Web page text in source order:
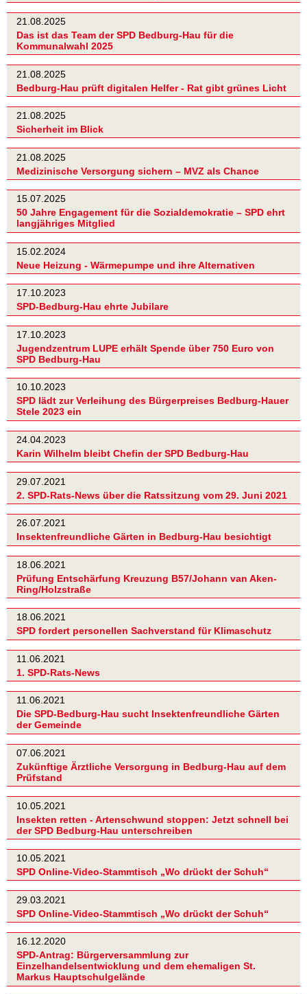
21.08.2025
Das ist das Team der SPD Bedburg-Hau für die
Kommunalwahl 2025
21.08.2025
Bedburg-Hau prüft digitalen Helfer - Rat gibt grünes Licht
21.08.2025
Sicherheit im Blick
21.08.2025
Medizinische Versorgung sichern – MVZ als Chance
15.07.2025
50 Jahre Engagement für die Sozialdemokratie – SPD ehrt
langjähriges Mitglied
15.02.2024
Neue Heizung - Wärmepumpe und ihre Alternativen
17.10.2023
SPD-Bedburg-Hau ehrte Jubilare
17.10.2023
Jugendzentrum LUPE erhält Spende über 750 Euro von
SPD Bedburg-Hau
10.10.2023
SPD lädt zur Verleihung des Bürgerpreises Bedburg-Hauer
Stele 2023 ein
24.04.2023
Karin Wilhelm bleibt Chefin der SPD Bedburg-Hau
29.07.2021
2. SPD-Rats-News über die Ratssitzung vom 29. Juni 2021
26.07.2021
Insektenfreundliche Gärten in Bedburg-Hau besichtigt
18.06.2021
Prüfung Entschärfung Kreuzung B57/Johann van Aken-
Ring/Holzstraße
18.06.2021
SPD fordert personellen Sachverstand für Klimaschutz
11.06.2021
1. SPD-Rats-News
11.06.2021
Die SPD-Bedburg-Hau sucht Insektenfreundliche Gärten
der Gemeinde
07.06.2021
Zukünftige Ärztliche Versorgung in Bedburg-Hau auf dem
Prüfstand
10.05.2021
Insekten retten - Artenschwund stoppen: Jetzt schnell bei
der SPD Bedburg-Hau unterschreiben
10.05.2021
SPD Online-Video-Stammtisch „Wo drückt der Schuh“
29.03.2021
SPD Online-Video-Stammtisch „Wo drückt der Schuh“
16.12.2020
SPD-Antrag: Bürgerversammlung zur
Einzelhandelsentwicklung und dem ehemaligen St.
Markus Hauptschulgelände